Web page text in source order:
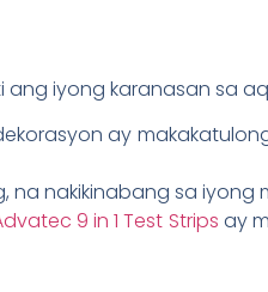
iyong karanasan sa
ay
nakikinabang sa iyong
9 in 1 Test Strips ay